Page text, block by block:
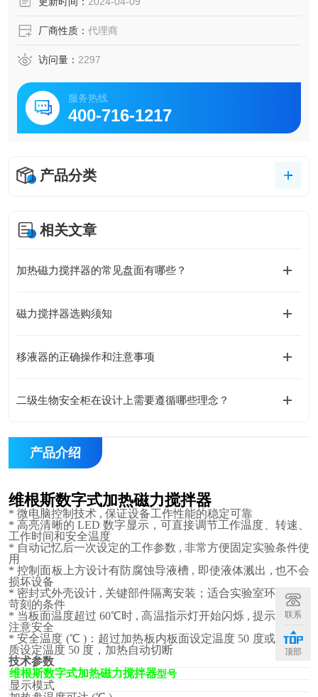
厂商性质： 代理商
访问量： 2297
服务热线
400-716-1217
产品分类
相关文章
加热磁力搅拌器的常见盘面有哪些？
磁力搅拌器选购须知
移液器的正确操作和注意事项
二级生物安全柜在设计上需要遵循哪些理念？
产品介绍
维根斯数字式加热磁力搅拌器
* 微电脑控制技术 , 保证设备工作性能的稳定可靠
* 高亮清晰的 LED 数字显示，可直接调节工作温度、转速、
工作时间和安全温度
* 自动记忆后一次设定的工作参数 , 非常方便固定实验条件使
用
* 控制面板上方设计有防腐蚀导液槽 , 即使液体溅出 , 也不会
损坏设备
* 密封式外壳设计 , 关键部件隔离安装；适合实验室环境相对
苛刻的条件
* 当板面温度超过 60℃时 , 高温指示灯开始闪烁 , 提示使用者
注意安全
* 安全温度 (℃ )：超过加热板内板面设定温度 50 度或超过介
质设定温度 50 度，加热自动切断
技术参数
维根斯数字式加热磁力搅拌器型号
显示模式
联系
顶部